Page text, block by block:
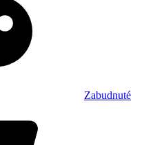
Zabudnuté